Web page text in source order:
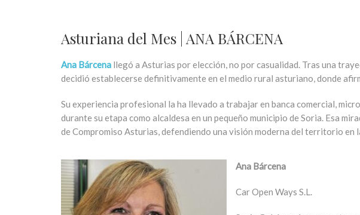
Asturiana del Mes | ANA BÁRCENA
Ana Bárcena llegó a Asturias por elección, no por casualidad. Tras una
decidió establecerse definitivamente en el medio rural asturiano, donde
Su experiencia profesional la ha llevado a trabajar en banca comercial,
durante su etapa como alcaldesa en un pequeño municipio de Soria. Esa
de Compromiso Asturias, defendiendo una visión moderna del territorio en
Ana Bárcena
Car Open Ways S.L.